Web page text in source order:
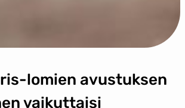
lomien avustuksen
vaikuttaisi